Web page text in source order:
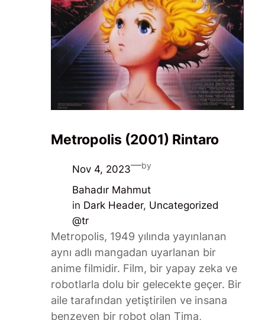
Metropolis (2001) Rintaro
Nov 4, 2023—by
Bahadır Mahmut
in Dark Header, Uncategorized
@tr
Metropolis, 1949 yılında yayınlanan
aynı adlı mangadan uyarlanan bir
anime filmidir. Film, bir yapay zeka ve
robotlarla dolu bir gelecekte geçer. Bir
aile tarafından yetiştirilen ve insana
benzeyen bir robot olan Tima,